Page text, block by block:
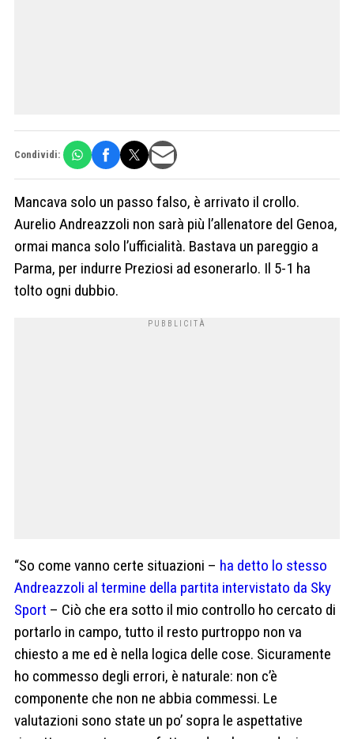
Condividi:
Mancava solo un passo falso, è arrivato il crollo.
Aurelio Andreazzoli non sarà più l’allenatore del Genoa,
ormai manca solo l’ufficialità. Bastava un pareggio a
Parma, per indurre Preziosi ad esonerarlo. Il 5-1 ha
tolto ogni dubbio.
“So come vanno certe situazioni – ha detto lo stesso
Andreazzoli al termine della partita intervistato da Sky
Sport – Ciò che era sotto il mio controllo ho cercato di
portarlo in campo, tutto il resto purtroppo non va
chiesto a me ed è nella logica delle cose. Sicuramente
ho commesso degli errori, è naturale: non c’è
componente che non ne abbia commessi. Le
valutazioni sono state un po’ sopra le aspettative